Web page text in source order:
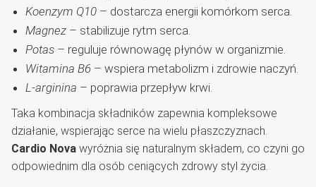
Koenzym Q10 – dostarcza energii komórkom serca.
Magnez – stabilizuje rytm serca.
Potas – reguluje równowagę płynów w organizmie.
Witamina B6 – wspiera metabolizm i zdrowie naczyń.
L-arginina – poprawia przepływ krwi.
Taka kombinacja składników zapewnia kompleksowe
działanie, wspierając serce na wielu płaszczyznach.
Cardio Nova wyróżnia się naturalnym składem, co czyni go
odpowiednim dla osób ceniących zdrowy styl życia.